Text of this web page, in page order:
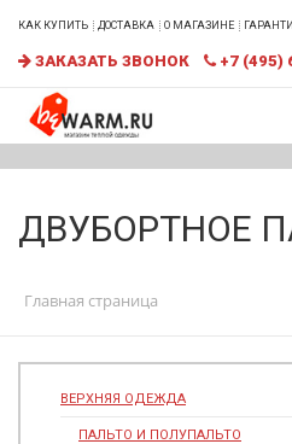
КАК КУПИТЬ ДОСТАВКА О МАГАЗИНЕ
ЗАКАЗАТЬ ЗВОНОК +7 (495)
ДВУБОРТНОЕ
Главная страница
ВЕРХНЯЯ ОДЕЖДА
ПАЛЬТО И ПОЛУПАЛЬТО